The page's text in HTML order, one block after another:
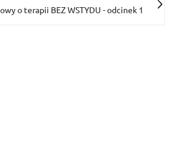
o terapii BEZ WSTYDU - odcinek 1